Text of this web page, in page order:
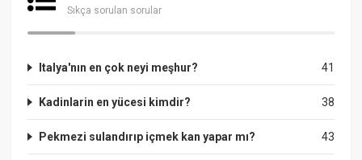
Sıkça sorulan sorular
41
Italya'nın en çok neyi meşhur?
38
Kadinlarin en yücesi kimdir?
43
Pekmezi sulandırıp içmek kan yapar mı?